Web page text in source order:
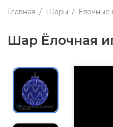
Главная Шары Елочные
Шар Ёлочная